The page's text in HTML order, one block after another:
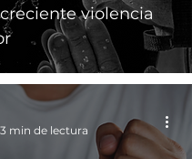
violencia
3 min de lectura